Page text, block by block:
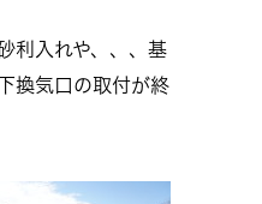
利入れや、、、基
換気口の取付が終